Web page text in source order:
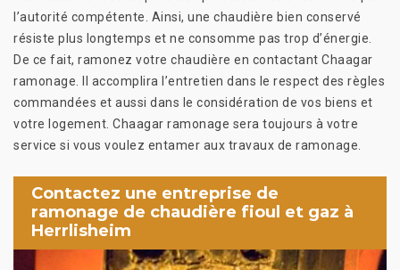
l’autorité compétente. Ainsi, une chaudière bien conservé
résiste plus longtemps et ne consomme pas trop d’énergie.
De ce fait, ramonez votre chaudière en contactant Chaagar
ramonage. Il accomplira l’entretien dans le respect des règles
commandées et aussi dans le considération de vos biens et
votre logement. Chaagar ramonage sera toujours à votre
service si vous voulez entamer aux travaux de ramonage.
Contactez une entreprise de
ramonage de chaudière fioul et gaz à
Herrlisheim